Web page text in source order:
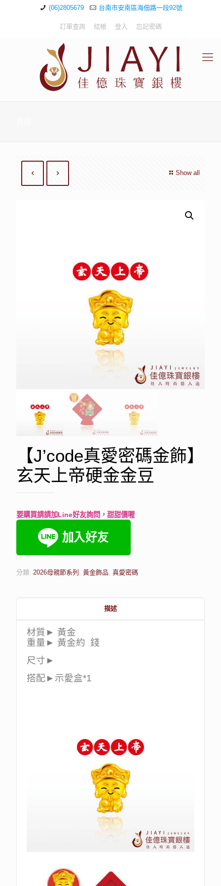
(06)2805679 台南市安南區海佃路一段92號
訂單查詢 結帳 登入 忘記密碼
Show all
【J’code真愛密碼金飾】
玄天上帝硬金金豆
要購買請請加Line好友詢問，甜甜價喔
分類: 2026母親節系列 , 黃金飾品, 真愛密碼
描述
材質► 黃金
重量► 黃金約 錢
尺寸►
搭配►示愛盒*1